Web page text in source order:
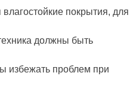
покрытия, для
должны быть
избежать проблем при